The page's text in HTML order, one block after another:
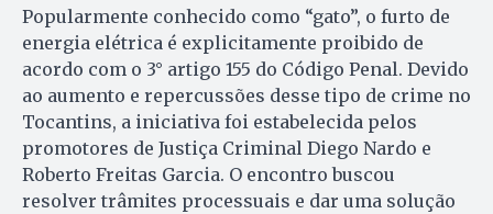
Popularmente conhecido como “gato”, o furto de
energia elétrica é explicitamente proibido de
acordo com o 3° artigo 155 do Código Penal. Devido
ao aumento e repercussões desse tipo de crime no
Tocantins, a iniciativa foi estabelecida pelos
promotores de Justiça Criminal Diego Nardo e
Roberto Freitas Garcia. O encontro buscou
resolver trâmites processuais e dar uma solução